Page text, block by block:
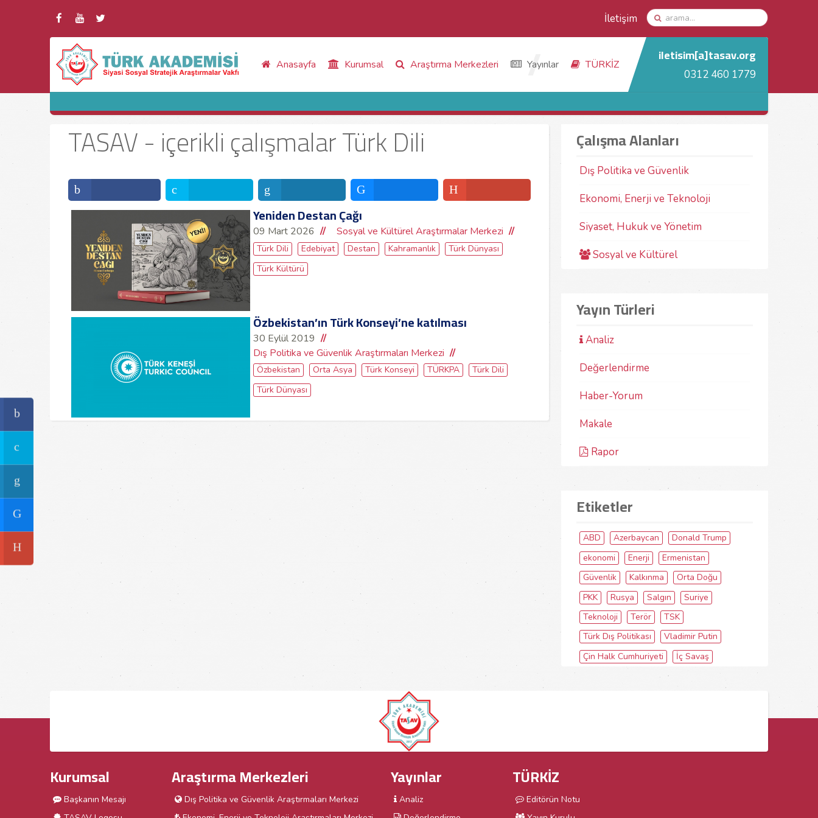
İletişim
Anasayfa Kurumsal Araştırma Merkezleri Yayınlar TÜRKİZ iletisim[a]tasav.org
0312 460 1779
TASAV - içerikli çalışmalar Türk Dili
Yeniden Destan Çağı
09 Mart 2026 Sosyal ve Kültürel Araştırmalar Merkezi
Türk Dili Edebiyat Destan Kahramanlık
Türk Dünyası
Türk Kültürü
Özbekistan’ın Türk Konseyi’ne katılması
30 Eylül 2019
Dış Politika ve Güvenlik Araştırmaları Merkezi
Özbekistan Orta Asya Türk Konseyi TÜRKPA
Türk Dili
Türk Dünyası
Çalışma Alanları
Dış Politika ve Güvenlik
Ekonomi, Enerji ve Teknoloji
Siyaset, Hukuk ve Yönetim
Sosyal ve Kültürel
Yayın Türleri
Analiz
Değerlendirme
Haber-Yorum
Makale
Rapor
Etiketler
ABD Azerbaycan
Donald Trump
ekonomi
Enerji
Ermenistan
Güvenlik
Kalkınma
Orta Doğu
PKK
Rusya Salgın
Suriye
Teknoloji
Terör
TSK
Türk Dış Politikası
Vladimir Putin
Çin Halk Cumhuriyeti
İç Savaş
Kurumsal
Başkanın Mesajı
Araştırma Merkezleri
Dış Politika ve Güvenlik Araştırmaları Merkezi
Yayınlar
Analiz
TÜRKİZ
Editörün Notu